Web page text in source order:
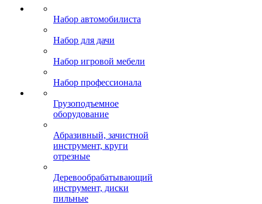
Набор автомобилиста
Набор для дачи
Набор игровой мебели
Набор профессионала
Грузоподъемное
оборудование
Абразивный, зачистной
инструмент, круги
отрезные
Деревообрабатывающий
инструмент, диски
пильные